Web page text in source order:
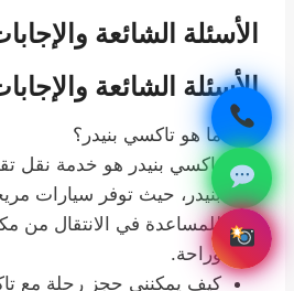
الأسئلة الشائعة
الأسئلة الشائعة
ما هو تاكسي بنيدر؟
تاكسي بنيدر هو خدمة نقل
بنيدر، حيث توفر سيارات
للمساعدة في الانتقال من
وراحة.
كيف يمكنني حجز رحلة مع